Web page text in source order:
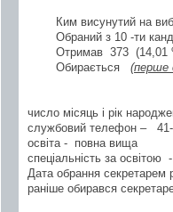
Ким висунутий на
Обраний з 10 -ти
Отримав 373 (14,01 %)
Обирається (перше
число місяць і рік
службовий телефон –41-
освіта - повна вища
спеціальність за освітою
Дата обрання секретарем
раніше обирався